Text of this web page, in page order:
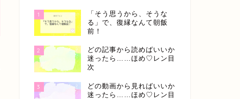
1
「そう思うから、そうな
る」で、復縁なんて朝飯
前！
2
どの記事から読めばいいか
迷ったら……ほめ♡レン目
次
3
どの動画から見ればいいか
迷ったら……ほめ♡レン目